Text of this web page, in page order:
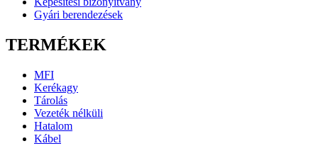
Gyári berendezések
TERMÉKEK
MFI
Kerékagy
Tárolás
Vezeték nélküli
Hatalom
Kábel